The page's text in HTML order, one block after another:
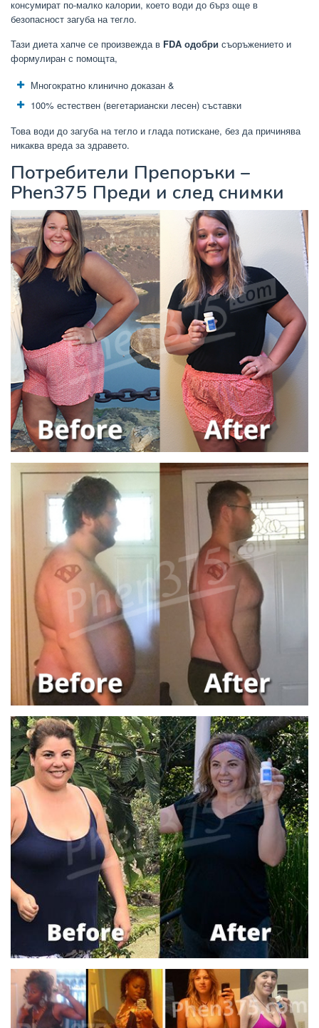
консумират по-малко калории, което води до бърз още в
безопасност загуба на тегло.
Тази диета хапче се произвежда в FDA одобри съоръжението и
формулиран с помощта,
Многократно клинично доказан &
100% естествен (вегетариански лесен) съставки
Това води до загуба на тегло и глада потискане, без да причинява
никаква вреда за здравето.
Потребители Препоръки –
Phen375 Преди и след снимки